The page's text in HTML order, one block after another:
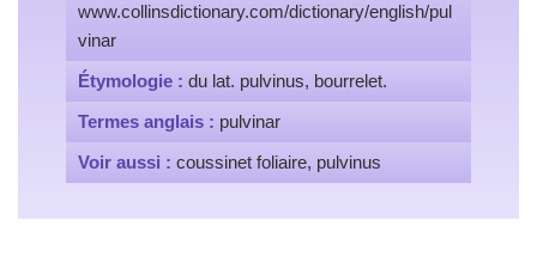
www.collinsdictionary.com/dictionary/english/pul
vinar
Étymologie : du lat. pulvinus, bourrelet.
Termes anglais : pulvinar
Voir aussi : coussinet foliaire, pulvinus